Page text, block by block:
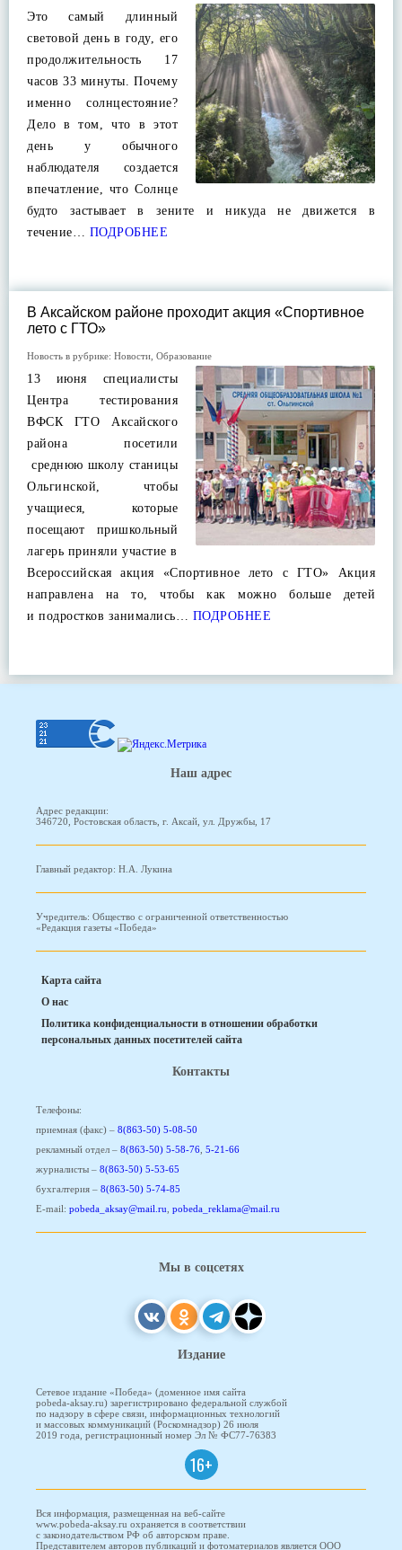
Это самый длинный
световой день в году, его
продолжительность 17
часов 33 минуты. Почему
именно солнцестояние?
Дело в том, что в этот
день у обычного
наблюдателя создается
впечатление, что Солнце
будто застывает в зените и никуда не движется в
течение… ПОДРОБНЕЕ
В Аксайском районе проходит акция «Спортивное
лето с ГТО»
Новость в рубрике: Новости Образование
13 июня специалисты
Центра тестирования
ВФСК ГТО Аксайского
района посетили
среднюю школу станицы
Ольгинской, чтобы
учащиеся, которые
посещают пришкольный
лагерь приняли участие в
Всероссийская акция «Спортивное лето с ГТО» Акция
направлена на то, чтобы как можно больше детей
и подростков занимались… ПОДРОБНЕЕ
Наш адрес
Адрес редакции:
346720, Ростовская область, г. Аксай, ул. Дружбы, 17
Главный редактор: Н.А. Лукина
Учредитель: Общество с ограниченной ответственностью
«Редакция газеты «Победа»
Карта сайта
О нас
Политика конфиденциальности в отношении обработки
персональных данных посетителей сайта
Контакты
Телефоны:
приемная (факс) – 8(863-50) 5-08-50
рекламный отдел – 8(863-50) 5-58-76 5-21-66
журналисты – 8(863-50) 5-53-65
бухгалтерия – 8(863-50) 5-74-85
E-mail: pobeda_aksay@mail.ru pobeda_reklama@mail.ru
Мы в соцсетях
Издание
Сетевое издание «Победа» (доменное имя сайта
pobeda-aksay.ru) зарегистрировано федеральной службой
по надзору в сфере связи, информационных технологий
и массовых коммуникаций (Роскомнадзор) 26 июля
2019 года, регистрационный номер Эл № ФС77-76383
16+
Вся информация, размещенная на веб-сайте
www.pobeda-aksay.ru охраняется в соответствии
с законодательством РФ об авторском праве.
Представителем авторов публикаций и фотоматериалов является ООО